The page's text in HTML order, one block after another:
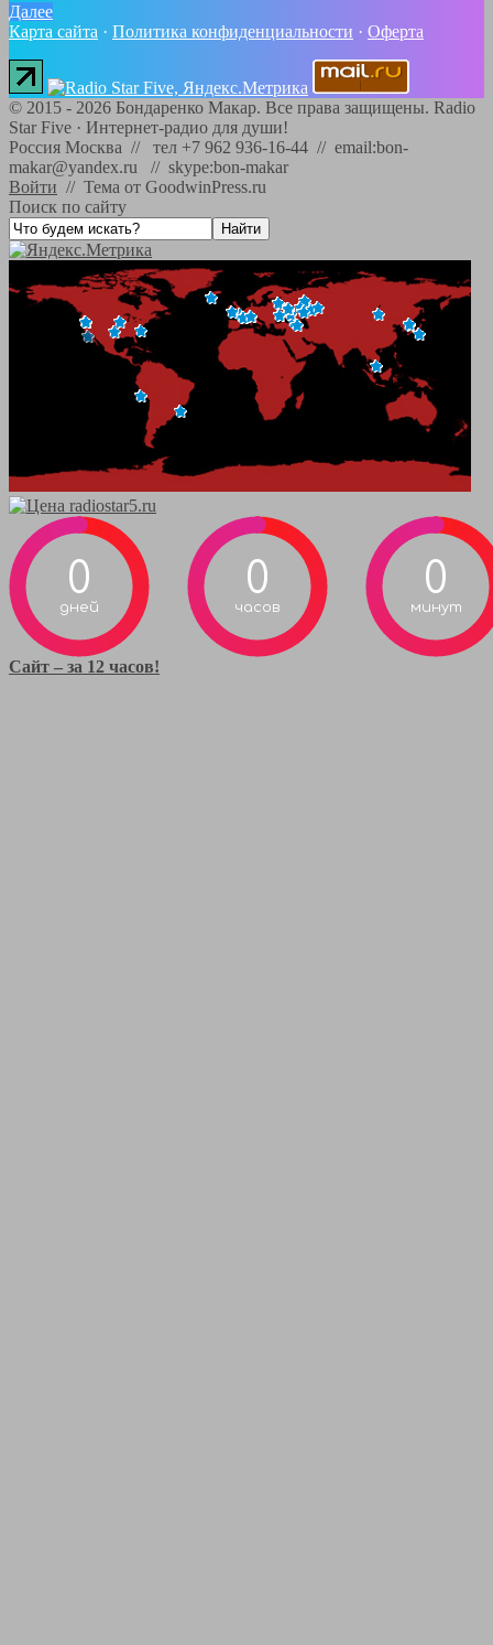
Далее
Карта сайта · Политика конфиденциальности · Оферта
© 2015 - 2026 Бондаренко Макар. Все права защищены. Radio
Star Five · Интернет-радио для души!
Россия Москва // тел +7 962 936-16-44 // email:bon-
makar@yandex.ru // skype:bon-makar
Войти // Тема от GoodwinPress.ru
Поиск по сайту
0
дней
0
часов
0
минут
Сайт – за 12 часов!